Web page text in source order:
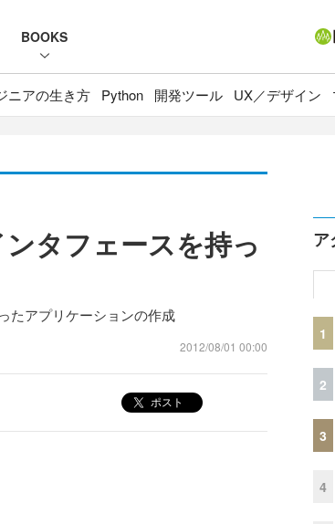
BOOKS
ニアの生き方 Python 開発ツール UX／デザイン
タフェースを持っ
たアプリケーションの作成
2012/08/01 00:00
ポスト
ア
1
2
3
4